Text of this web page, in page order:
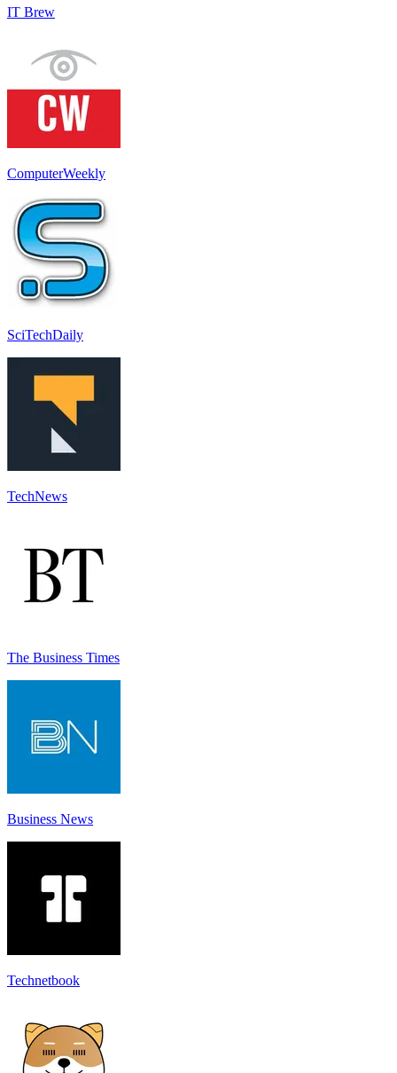
IT Brew
ComputerWeekly
SciTechDaily
TechNews
The Business Times
Business News
Technetbook